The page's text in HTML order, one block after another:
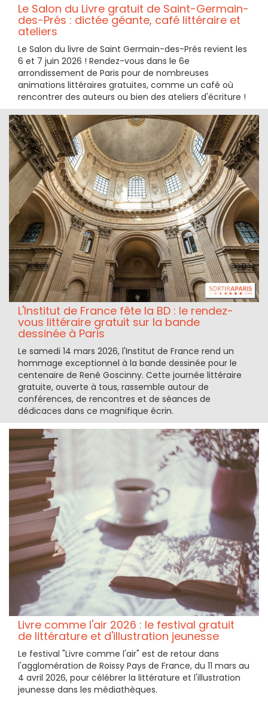
Le Salon du Livre gratuit de Saint-Germain-
des-Prés : dictée géante, café littéraire et
ateliers
Le Salon du livre de Saint Germain-des-Prés revient les
6 et 7 juin 2026 ! Rendez-vous dans le 6e
arrondissement de Paris pour de nombreuses
animations littéraires gratuites, comme un café où
rencontrer des auteurs ou bien des ateliers d'écriture !
L'Institut de France fête la BD : le rendez-
vous littéraire gratuit sur la bande
dessinée à Paris
Le samedi 14 mars 2026, l'Institut de France rend un
hommage exceptionnel à la bande dessinée pour le
centenaire de René Goscinny. Cette journée littéraire
gratuite, ouverte à tous, rassemble autour de
conférences, de rencontres et de séances de
dédicaces dans ce magnifique écrin.
Livre comme l'air 2026 : le festival gratuit
de littérature et d'illustration jeunesse
Le festival "Livre comme l'air" est de retour dans
l'agglomération de Roissy Pays de France, du 11 mars au
4 avril 2026, pour célébrer la littérature et l'illustration
jeunesse dans les médiathèques.